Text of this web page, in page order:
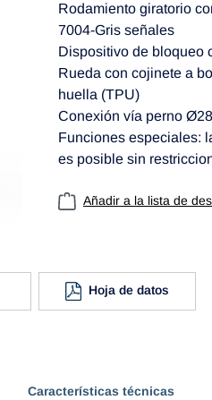
Rodamiento giratorio
7004-Gris señales
Dispositivo de bloqueo
Rueda con cojinete a
huella (TPU)
Conexión vía perno
Funciones especiales:
es posible sin
Añadir a la lista de
Hoja de datos
Características técnicas